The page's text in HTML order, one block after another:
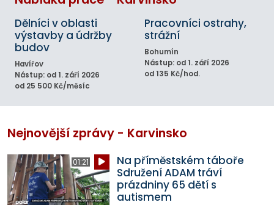
Dělníci v oblasti
výstavby a údržby
budov
Havířov
Nástup: od 1. září 2026
od 25 500 Kč/měsíc
Pracovníci ostrahy,
strážní
Bohumín
Nástup: od 1. září 2026
od 135 Kč/hod.
Nejnovější zprávy - Karvinsko
01:21
Na příměstském táboře
Sdružení ADAM tráví
prázdniny 65 dětí s
autismem